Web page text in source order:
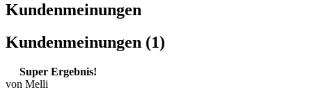
Kundenmeinungen
Kundenmeinungen (1)
Super Ergebnis!
von Melli